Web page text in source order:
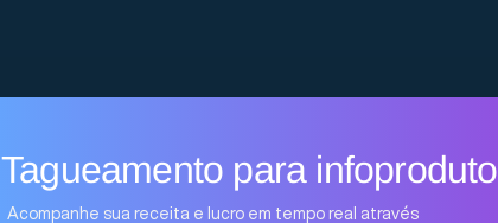
Tagueamento para
Acompanhe sua receita e lucro em tempo real através